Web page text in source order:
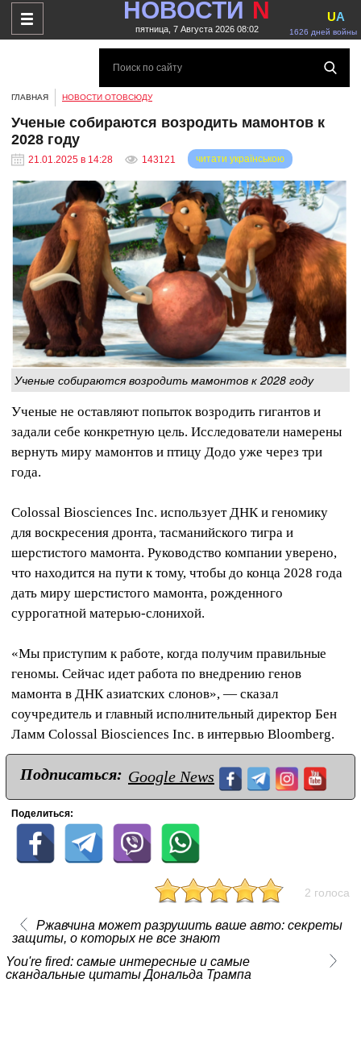
НОВОСТИ N
пятница, 7 Августа 2026 08:02 1626 дней войны
UA
ГЛАВНАЯ НОВОСТИ ОТОВСЮДУ
Ученые собираются возродить мамонтов к
2028 году
21.01.2025 в 14:28 143121 читати українською
Ученые собираются возродить мамонтов к 2028 году
Ученые не оставляют попыток возродить гигантов и
задали себе конкретную цель. Исследователи намерены
вернуть миру мамонтов и птицу Додо уже через три
года.
Colossal Biosciences Inc. использует ДНК и геномику
для воскресения дронта, тасманийского тигра и
шерстистого мамонта. Руководство компании уверено,
что находится на пути к тому, чтобы до конца 2028 года
дать миру шерстистого мамонта, рожденного
суррогатной матерью-слонихой.
«Мы приступим к работе, когда получим правильные
геномы. Сейчас идет работа по внедрению генов
мамонта в ДНК азиатских слонов», — сказал
соучредитель и главный исполнительный директор Бен
Ламм Colossal Biosciences Inc. в интервью Bloomberg.
Подписаться: Google News
Поделиться:
2 голоса
Ржавчина может разрушить ваше авто: секреты
защиты, о которых не все знают
You're fired: самые интересные и самые
скандальные цитаты Дональда Трампа